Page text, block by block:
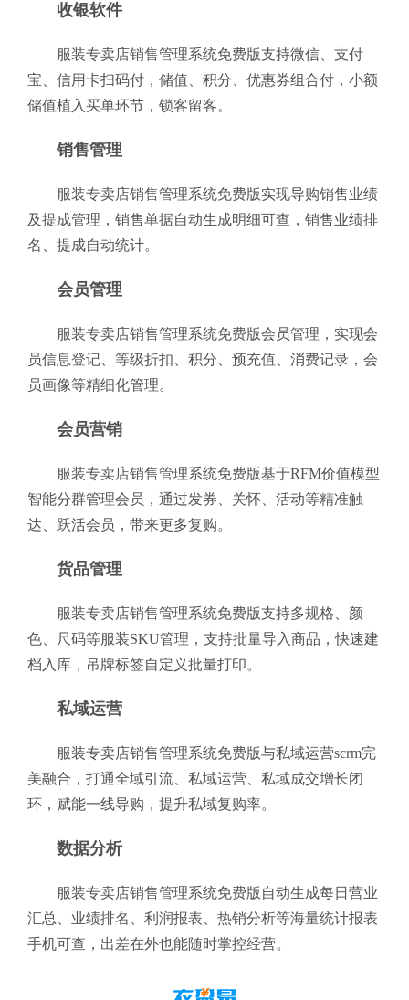
收银软件
服装专卖店销售管理系统免费版支持微信、支付
宝、信用卡扫码付，储值、积分、优惠券组合付，小额
储值植入买单环节，锁客留客。
销售管理
服装专卖店销售管理系统免费版实现导购销售业绩
及提成管理，销售单据自动生成明细可查，销售业绩排
名、提成自动统计。
会员管理
服装专卖店销售管理系统免费版会员管理，实现会
员信息登记、等级折扣、积分、预充值、消费记录，会
员画像等精细化管理。
会员营销
服装专卖店销售管理系统免费版基于RFM价值模型
智能分群管理会员，通过发券、关怀、活动等精准触
达、跃活会员，带来更多复购。
货品管理
服装专卖店销售管理系统免费版支持多规格、颜
色、尺码等服装SKU管理，支持批量导入商品，快速建
档入库，吊牌标签自定义批量打印。
私域运营
服装专卖店销售管理系统免费版与私域运营scrm完
美融合，打通全域引流、私域运营、私域成交增长闭
环，赋能一线导购，提升私域复购率。
数据分析
服装专卖店销售管理系统免费版自动生成每日营业
汇总、业绩排名、利润报表、热销分析等海量统计报表
手机可查，出差在外也能随时掌控经营。